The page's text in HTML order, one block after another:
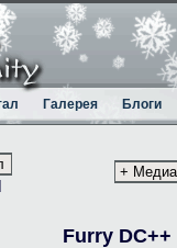
Галерея Блоги
Furry DC++